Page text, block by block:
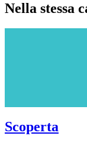
Nella stessa
Scoperta